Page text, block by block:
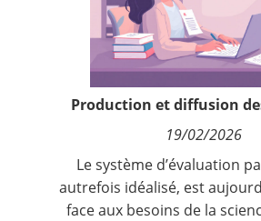
Production et diffusion
19/02/2026
Le système d’évaluation
autrefois idéalisé, est
face aux besoins de la